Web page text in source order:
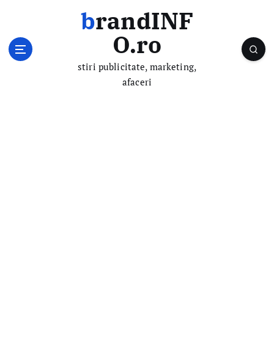
brandINF
O.ro
stiri publicitate, marketing,
afaceri